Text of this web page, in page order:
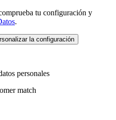
tu configuración y
.
la configuración
personales
match